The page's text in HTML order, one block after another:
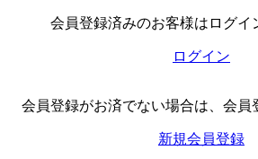
会員登録済みのお客様はログイ
ログイン
会員登録がお済でない場合は、会員
新規会員登録